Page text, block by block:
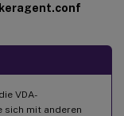
VDA-
sich mit anderen